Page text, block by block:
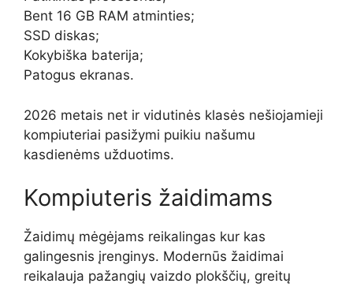
Bent 16 GB RAM atminties;
SSD diskas;
Kokybiška baterija;
Patogus ekranas.
2026 metais net ir vidutinės klasės nešiojamieji
kompiuteriai pasižymi puikiu našumu
kasdienėms užduotims.
Kompiuteris žaidimams
Žaidimų mėgėjams reikalingas kur kas
galingesnis įrenginys. Modernūs žaidimai
reikalauja pažangių vaizdo plokščių, greitų